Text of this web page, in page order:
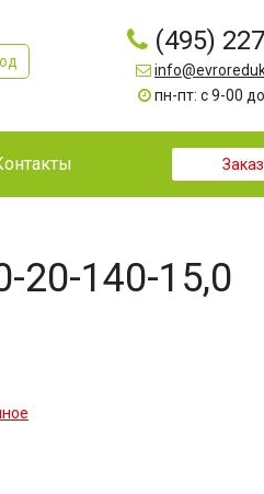
(495)
пн-пт: с 9-00
20-140-15,0